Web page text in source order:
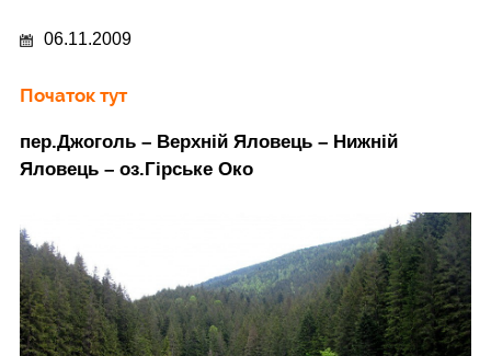
06.11.2009
Початок тут
пер.Джоголь – Верхній Яловець – Нижній
Яловець – оз.Гірське Око